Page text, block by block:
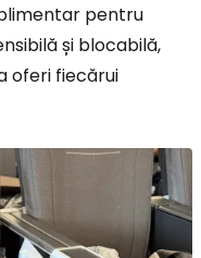
pentru
și blocabilă,
oferi fiecărui